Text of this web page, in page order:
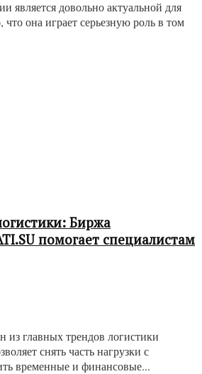
является довольно актуальной для
она играет серьезную роль в том
Биржа
помогает специалистам
главных трендов логистики
снять часть нагрузки с
временные и финансовые...